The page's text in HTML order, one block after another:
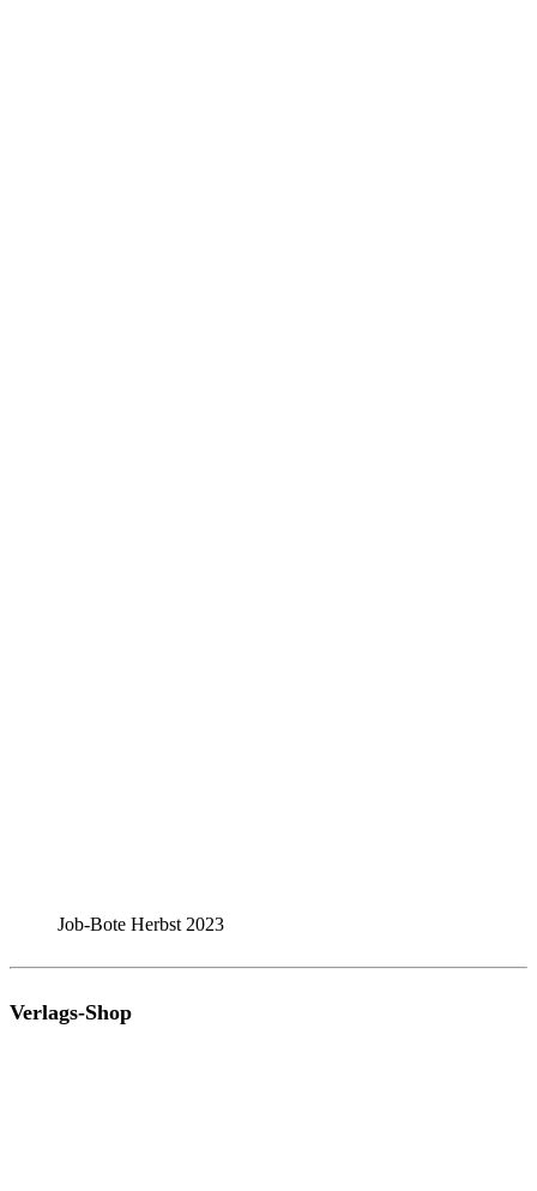
Job-Bote Herbst 2023
Verlags-Shop